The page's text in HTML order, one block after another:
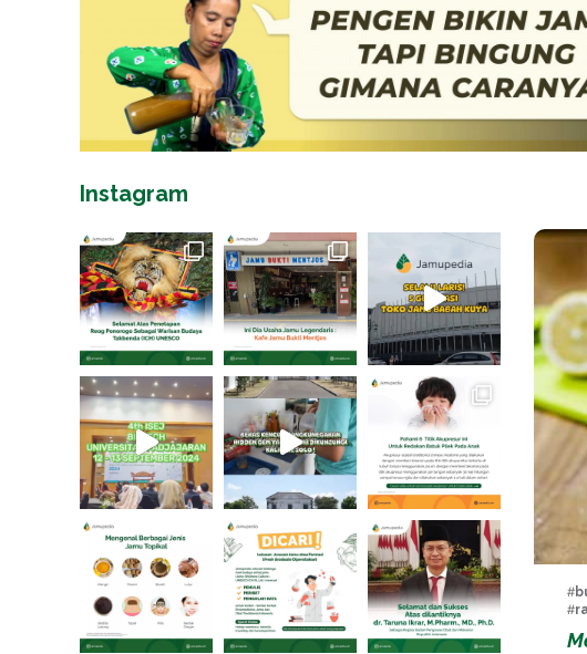
#
#
Instagram